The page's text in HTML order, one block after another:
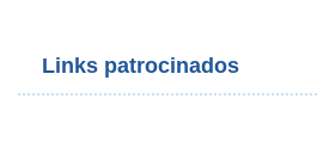
Links patrocinados